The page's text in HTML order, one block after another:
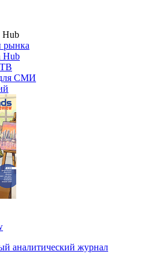
Hub
рынка
Hub
СМИ
аналитический журнал